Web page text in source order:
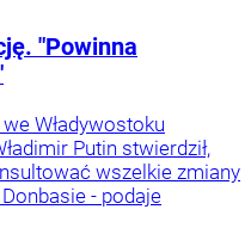
"Powinna
Władywostoku
Putin stwierdził,
wszelkie zmiany
- podaje